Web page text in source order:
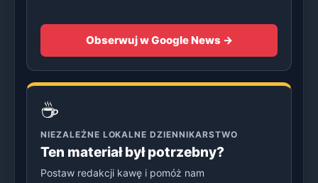
Obserwuj w Google News →
☕
NIEZALEŻNE LOKALNE DZIENNIKARSTWO
Ten materiał był potrzebny?
Postaw redakcji kawę i pomóż nam